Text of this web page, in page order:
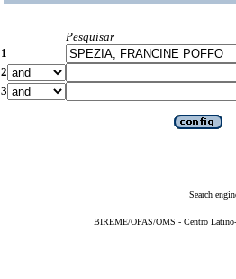
Pesquisar
1
2
3
Search
BIREME/OPAS/OMS - Centro Latino-